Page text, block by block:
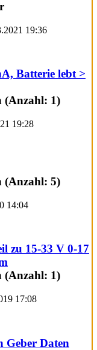
19:36
Batterie lebt >
19:28
14:04
zu 15-33 V 0-17
17:08
Geber Daten